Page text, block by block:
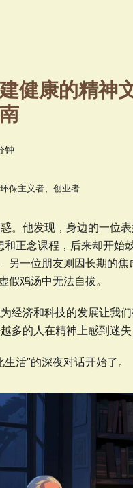
健康的精神
钟
保主义者、创业者
。他发现，身边的一位
正念课程，后来却开始
另一位朋友则因长期的
假鸡汤中无法自拔。
经济和科技的发展让我
多的人在精神上感到迷
活”的深夜对话开始了。